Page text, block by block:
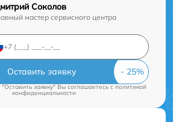
Соколов
мастер сервисного центра
Оставить заявку
заявку" Вы соглашаетесь cполитикой
конфиденциальности